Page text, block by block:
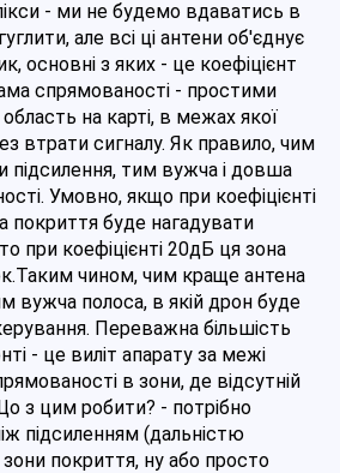
- ми не будемо вдаватись в
але всі ці антени об'єднує
основні з яких - це коефіцієнт
спрямованості - простими
на карті, в межах якої
втрати сигналу. Як правило, чим
підсилення, тим вужча і довша
Умовно, якщо при коефіцієнті
покриття буде нагадувати
при коефіцієнті 20дБ ця зона
чином, чим краще антена
вужча полоса, в якій дрон буде
Переважна більшість
- це виліт апарату за межі
в зони, де відсутній
з цим робити? - потрібно
підсиленням (дальністю
покриття, ну або просто